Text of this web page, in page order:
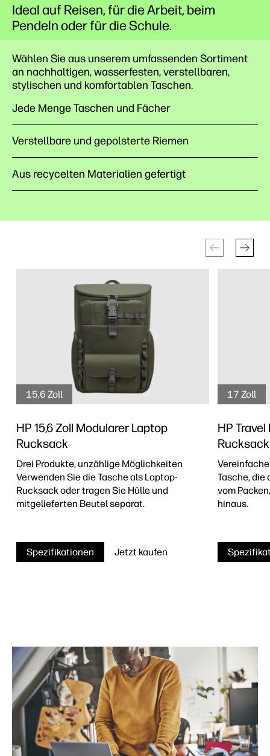
Ideal auf Reisen, für die Arbeit, beim
Pendeln oder für die Schule.
Wählen Sie aus unserem umfassenden Sortiment
an nachhaltigen, wasserfesten, verstellbaren,
stylischen und komfortablen Taschen.
Jede Menge Taschen und Fächer
Verstellbare und gepolsterte Riemen
Aus recycelten Materialien gefertigt
15,6 Zoll
HP 15,6 Zoll Modularer Laptop
Rucksack
Drei Produkte, unzählige Möglichkeiten
Verwenden Sie die Tasche als Laptop-
Rucksack oder tragen Sie Hülle und
mitgelieferten Beutel separat.
Spezifikationen Jetzt kaufen
17 Zoll
HP Travel
Rucksack
Tasche, die
vom
hinaus.